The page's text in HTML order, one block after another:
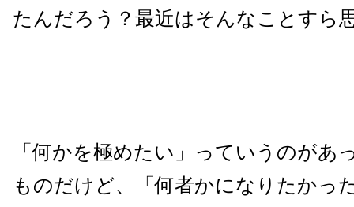
たんだろう？最近はそんなことすら
「何かを極めたい」っていうのがあ
ものだけど、「何者かになりたかっ